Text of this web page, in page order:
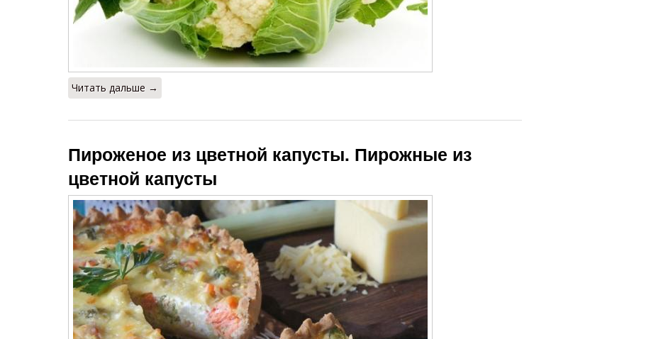
Читать дальше →
Пироженое из цветной капусты. Пирожные из
цветной капусты